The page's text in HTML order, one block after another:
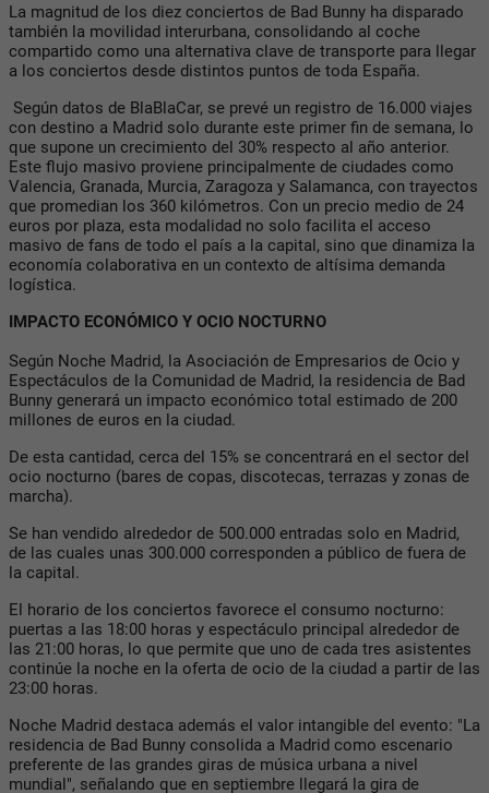
La magnitud de los diez conciertos de Bad Bunny ha disparado
también la movilidad interurbana, consolidando al coche
compartido como una alternativa clave de transporte para llegar
a los conciertos desde distintos puntos de toda España.
Según datos de BlaBlaCar, se prevé un registro de 16.000 viajes
con destino a Madrid solo durante este primer fin de semana, lo
que supone un crecimiento del 30% respecto al año anterior.
Este flujo masivo proviene principalmente de ciudades como
Valencia, Granada, Murcia, Zaragoza y Salamanca, con trayectos
que promedian los 360 kilómetros. Con un precio medio de 24
euros por plaza, esta modalidad no solo facilita el acceso
masivo de fans de todo el país a la capital, sino que dinamiza la
economía colaborativa en un contexto de altísima demanda
logística.
IMPACTO ECONÓMICO Y OCIO NOCTURNO
Según Noche Madrid, la Asociación de Empresarios de Ocio y
Espectáculos de la Comunidad de Madrid, la residencia de Bad
Bunny generará un impacto económico total estimado de 200
millones de euros en la ciudad.
De esta cantidad, cerca del 15% se concentrará en el sector del
ocio nocturno (bares de copas, discotecas, terrazas y zonas de
marcha).
Se han vendido alrededor de 500.000 entradas solo en Madrid,
de las cuales unas 300.000 corresponden a público de fuera de
la capital.
El horario de los conciertos favorece el consumo nocturno:
puertas a las 18:00 horas y espectáculo principal alrededor de
las 21:00 horas, lo que permite que uno de cada tres asistentes
continúe la noche en la oferta de ocio de la ciudad a partir de las
23:00 horas.
Noche Madrid destaca además el valor intangible del evento: "La
residencia de Bad Bunny consolida a Madrid como escenario
preferente de las grandes giras de música urbana a nivel
mundial", señalando que en septiembre llegará la gira de